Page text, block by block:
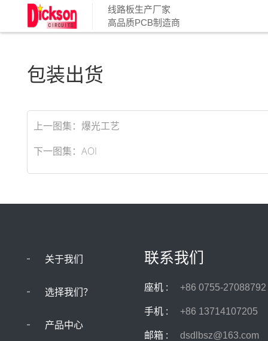
线路板生产厂家
高品质PCB制造商
包装出货
上一图集： 爆光工艺
下一图集： AOI
关于我们
选择我们？
产品中心
联系我们
座机 : +86 0755-27088792
手机 : +86 13714107205
邮箱 : dsdlbsz@163.com